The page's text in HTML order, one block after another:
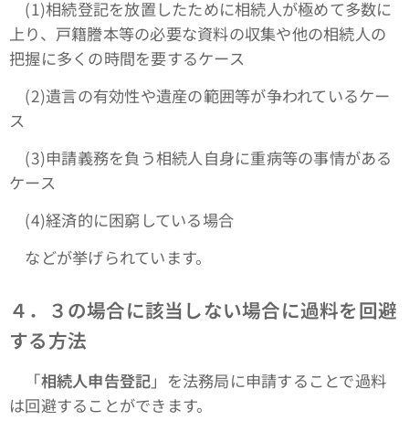
(1)相続登記を放置したために相続人が極めて多数に
上り、戸籍謄本等の必要な資料の収集や他の相続人の
把握に多くの時間を要するケース
(2)遺言の有効性や遺産の範囲等が争われているケー
ス
(3)申請義務を負う相続人自身に重病等の事情がある
ケース
(4)経済的に困窮している場合
などが挙げられています。
４．３の場合に該当しない場合に過料を回避
する方法
「相続人申告登記」を法務局に申請することで過料
は回避することができます。